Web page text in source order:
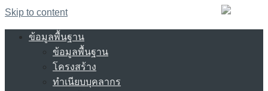
Skip to content
ข้อมูลพื้นฐาน
ข้อมูลพื้นฐาน
โครงสร้าง
ทำเนียบบุคลากร